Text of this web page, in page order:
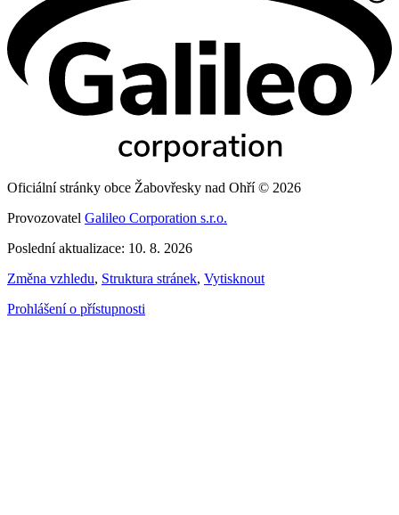
Oficiální stránky obce Žabovřesky nad Ohří © 2026
Provozovatel Galileo Corporation s.r.o.
Poslední aktualizace: 10. 8. 2026
Změna vzhledu, Struktura stránek, Vytisknout
Prohlášení o přístupnosti